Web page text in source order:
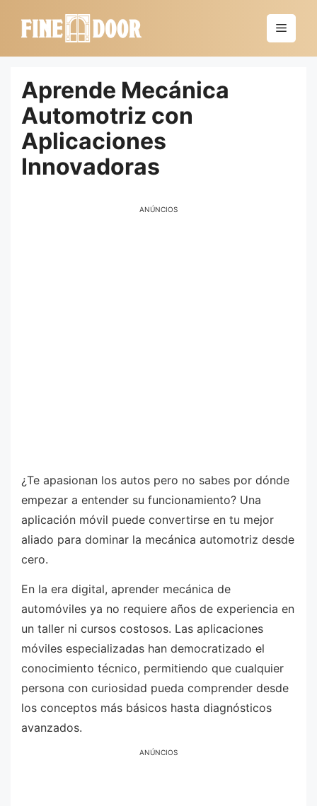
Menú
Aprende Mecánica
Automotriz con
Aplicaciones
Innovadoras
ANÚNCIOS
¿Te apasionan los autos pero no sabes por dónde
empezar a entender su funcionamiento? Una
aplicación móvil puede convertirse en tu mejor
aliado para dominar la mecánica automotriz desde
cero.
En la era digital, aprender mecánica de
automóviles ya no requiere años de experiencia en
un taller ni cursos costosos. Las aplicaciones
móviles especializadas han democratizado el
conocimiento técnico, permitiendo que cualquier
persona con curiosidad pueda comprender desde
los conceptos más básicos hasta diagnósticos
avanzados.
ANÚNCIOS